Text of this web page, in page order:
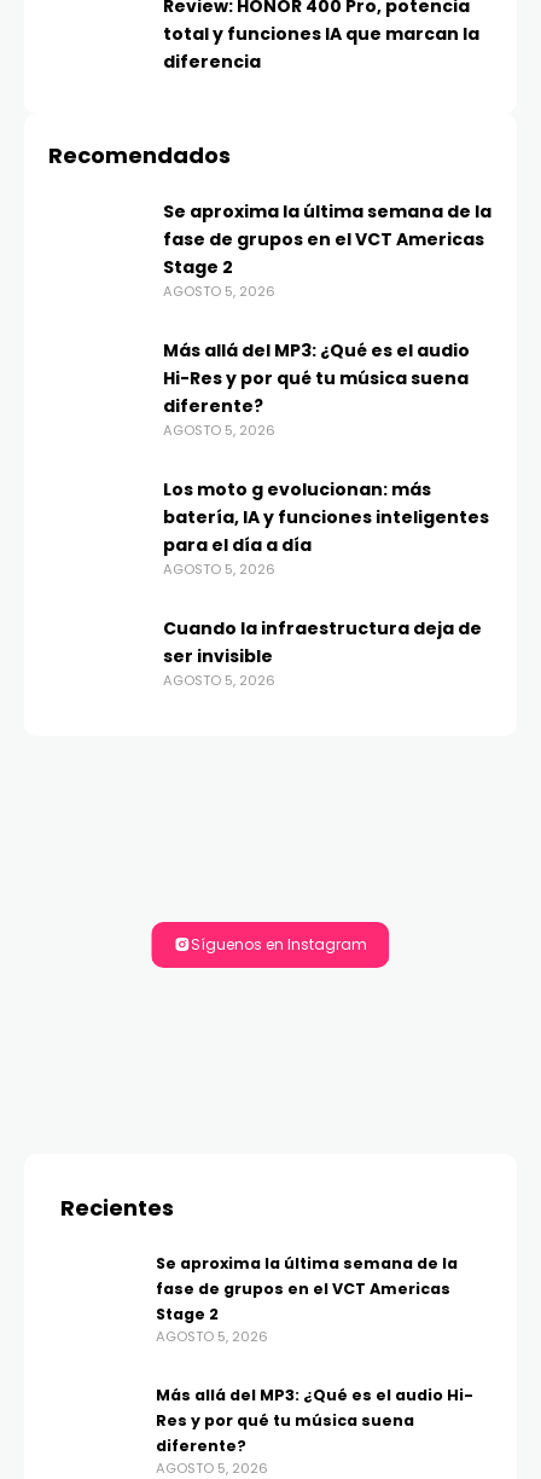
Review: HONOR 400 Pro, potencia
total y funciones IA que marcan la
diferencia
Recomendados
Se aproxima la última semana de la
fase de grupos en el VCT Americas
Stage 2
AGOSTO 5, 2026
Más allá del MP3: ¿Qué es el audio
Hi-Res y por qué tu música suena
diferente?
AGOSTO 5, 2026
Los moto g evolucionan: más
batería, IA y funciones inteligentes
para el día a día
AGOSTO 5, 2026
Cuando la infraestructura deja de
ser invisible
AGOSTO 5, 2026
Síguenos en Instagram
Recientes
Se aproxima la última semana de la
fase de grupos en el VCT Americas
Stage 2
AGOSTO 5, 2026
Más allá del MP3: ¿Qué es el audio Hi-
Res y por qué tu música suena
diferente?
AGOSTO 5, 2026